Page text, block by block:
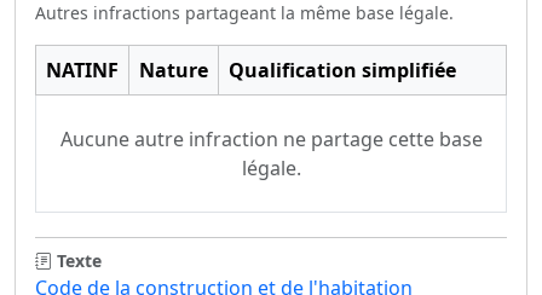
Autres infractions partageant la même base légale.
NATINF Nature Qualification simplifiée
Aucune autre infraction ne partage cette base
légale.
Texte
Code de la construction et de l'habitation